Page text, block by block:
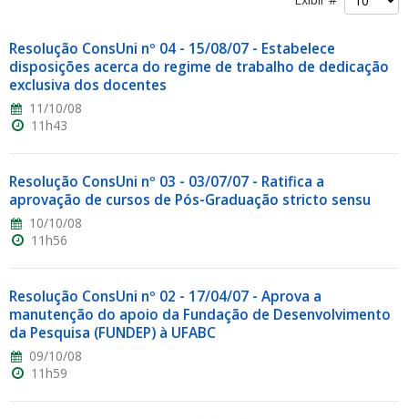
Resolução ConsUni nº 04 - 15/08/07 - Estabelece
disposições acerca do regime de trabalho de dedicação
exclusiva dos docentes
11/10/08
11h43
Resolução ConsUni nº 03 - 03/07/07 - Ratifica a
aprovação de cursos de Pós-Graduação stricto sensu
10/10/08
11h56
Resolução ConsUni nº 02 - 17/04/07 - Aprova a
manutenção do apoio da Fundação de Desenvolvimento
da Pesquisa (FUNDEP) à UFABC
09/10/08
11h59